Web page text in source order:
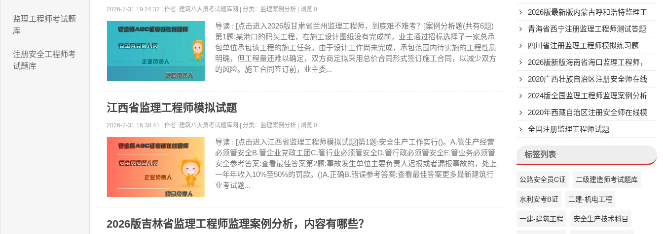
监理工程师考试题
库
注册安全工程师考
试题库
2026-7-31 19:24:32 | 作者: 建筑八大员考试题库网 | 分类：监理案例分析 | 浏览:0
导读 : [点击进入2026版甘肃省兰州监理工程师，到底难不难考？]案例分析题(共有6题)
第1题:某港口的码头工程，在施工设计图纸没有完成前，业主通过招标选择了一家总承
包单位承包该工程的施工任务。由于设计工作尚未完成，承包范围内待实施的工程性质
明确，但工程量还难以确定，双方商定拟采用总价合同形式签订施工合同，以减少双方
的风险。施工合同签订前，业主委...
江西省监理工程师模拟试题
2026-7-31 16:38:41 | 作者: 建筑八大员考试题库网 | 分类：监理案例分析 | 浏览:0
导读 : [点击进入江西省监理工程师模拟试题]第1题:安全生产工作实行()。A.管生产经营
必须管安全B.管企业党政工团C.管行业必须管安全D.管行政必须管安全E.管业务必须管
安全参考答案:查看最佳答案第2题:事故发生单位主要负责人迟报或者漏报事故的，处上
一年年收入10%至50%的罚款。()A.正确B.错误参考答案:查看最佳答案更多最新建筑行
业考试题...
2026版吉林省监理工程师监理案例分析，内容有哪些？
析
2026版最新版内蒙古呼和浩特监理工
程师考核，到底有多难考过？
青海省西宁注册监理工程师测试答题
四川省注册监理工程师模拟练习题
2026版新版海南省海口监理工程师，
如何一次就考过？
2020广西壮族自治区注册安全师在线
考核历年题库重点知识
2024版全国监理工程师监理案例分析
在线模拟，如何一次就考过？
2020年西藏自治区注册安全师在线模
拟考试试卷与精华资料
全国注册监理工程师试题
标签列表
公路安全员C证 二级建造师考试题库
水利安考B证 二建-机电工程
一建-建筑工程 安全生产技术科目